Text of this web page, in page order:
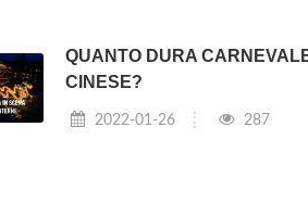
QUANTO DURA
CINESE?
2022-01-26 287